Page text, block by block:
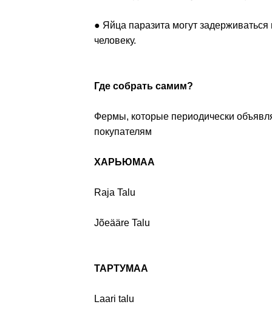
● Яйца паразита могут
человеку.
Где собрать самим?
Фермы, которые периодически
покупателям
ХАРЬЮМАА
Raja Talu
Jõeääre Talu
ТАРТУМАА
Laari talu